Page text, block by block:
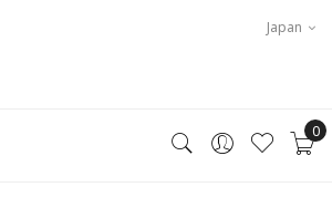
Japan
0